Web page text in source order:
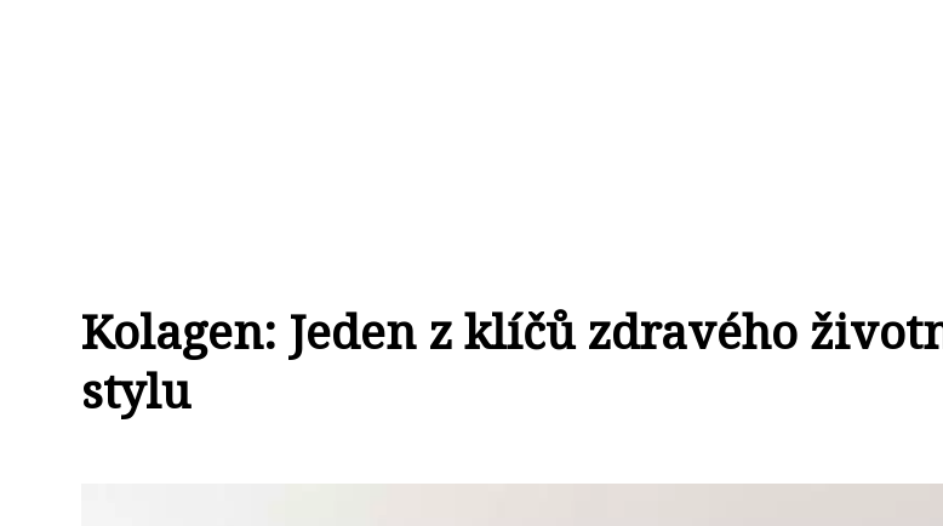
Kolagen: Jeden z klíčů zdravého
stylu